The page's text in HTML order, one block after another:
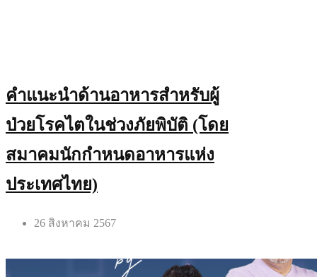
คำแนะนำด้านอาหารสำหรับผู้
ป่วยโรคไตในช่วงภัยพิบัติ (โดย
สมาคมนักกำหนดอาหารแห่ง
ประเทศไทย)
26 สิงหาคม 2567